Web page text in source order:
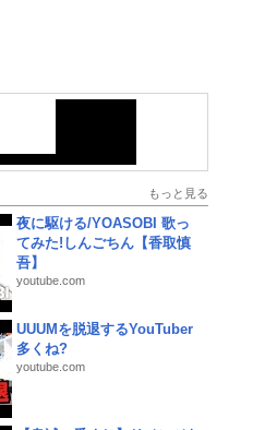
もっと見る
夜に駆ける/YOASOBI 歌っ
てみた!しんごちん【香取慎
吾】
youtube.com
UUUMを脱退するYouTuber
多くね?
youtube.com